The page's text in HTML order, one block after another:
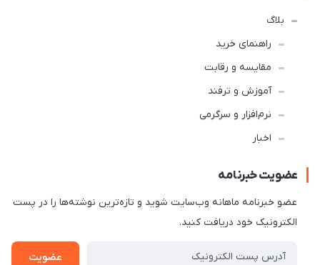
بلاگ
راهنمای خرید
مقایسه و رقابت
آموزش و ترفند
نرم‌افزار و سرگرمی
اخبار
عضویت خبرنامه
عضو خبرنامه ماهانه وب‌سایت شوید و تازه‌ترین نوشته‌ها را در پست
الکترونیک خود دریافت کنید.
عضویت